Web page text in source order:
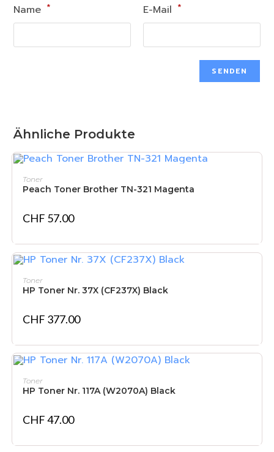
Name * E-Mail *
Ähnliche Produkte
Toner
Peach Toner Brother TN-321 Magenta
CHF 57.00
Toner
HP Toner Nr. 37X (CF237X) Black
CHF 377.00
Toner
HP Toner Nr. 117A (W2070A) Black
CHF47.00